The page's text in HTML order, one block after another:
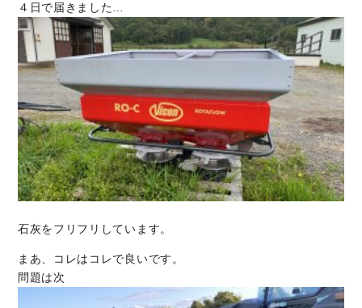
４日で届きました…
石灰をフリフリしています。
まあ、コレはコレで良いです。
問題は次